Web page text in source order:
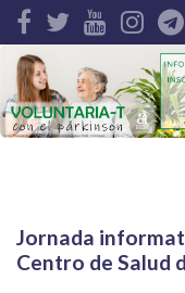
Search
Jornada
Centro de Salud